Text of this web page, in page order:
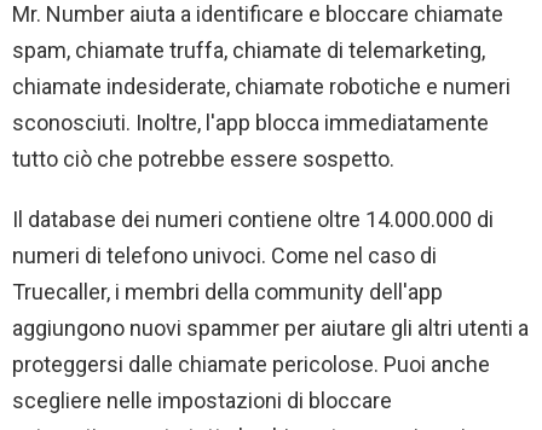
Mr. Number aiuta a identificare e bloccare chiamate
spam, chiamate truffa, chiamate di telemarketing,
chiamate indesiderate, chiamate robotiche e numeri
sconosciuti. Inoltre, l'app blocca immediatamente
tutto ciò che potrebbe essere sospetto.
Il database dei numeri contiene oltre 14.000.000 di
numeri di telefono univoci. Come nel caso di
Truecaller, i membri della community dell'app
aggiungono nuovi spammer per aiutare gli altri utenti a
proteggersi dalle chiamate pericolose. Puoi anche
scegliere nelle impostazioni di bloccare